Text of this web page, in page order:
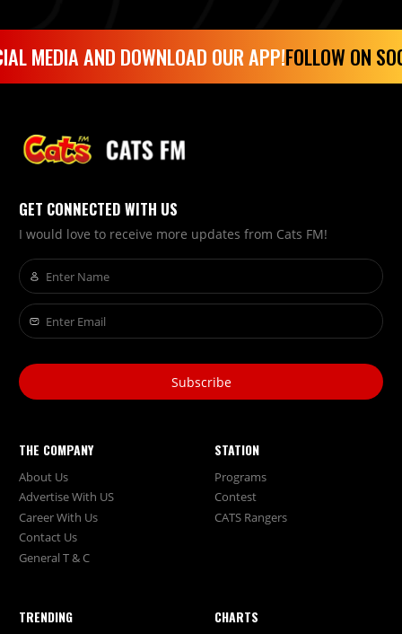
MEDIA AND DOWNLOAD OUR APP!FOLLOW ON
GET CONNECTED WITH US
I would love to receive more updates from Cats FM!
Subscribe
THE COMPANY
About Us
Advertise With US
Career With Us
Contact Us
General T & C
STATION
Programs
Contest
CATS Rangers
TRENDING CHARTS